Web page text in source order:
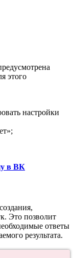
этого
настройки
в ВК
Это позволит
ответы
результата.